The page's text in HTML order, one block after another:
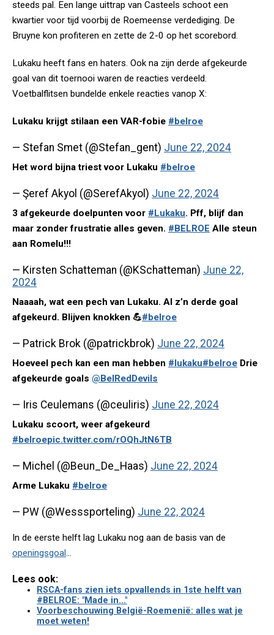
steeds pal. Een lange uittrap van Casteels schoot een
kwartier voor tijd voorbij de Roemeense verdediging. De
Bruyne kon profiteren en zette de 2-0 op het scorebord.
Lukaku heeft fans en haters. Ook na zijn derde afgekeurde
goal van dit toernooi waren de reacties verdeeld.
Voetbalflitsen bundelde enkele reacties vanop X:
Lukaku krijgt stilaan een VAR-fobie #belroe
— Stefan Smet (@Stefan_gent) June 22, 2024
Het word bijna triest voor Lukaku #belroe
— Şeref Akyol (@SerefAkyol) June 22, 2024
3 afgekeurde doelpunten voor #Lukaku. Pff, blijf dan
maar zonder frustratie alles geven. #BELROE Alle steun
aan Romelu!!!
— Kirsten Schatteman (@KSchatteman) June 22,
2024
Naaaah, wat een pech van Lukaku. Al z’n derde goal
afgekeurd. Blijven knokken 💪#belroe
— Patrick Brok (@patrickbrok) June 22, 2024
Hoeveel pech kan een man hebben #lukaku#belroe Drie
afgekeurde goals @BelRedDevils
— Iris Ceulemans (@ceuliris) June 22, 2024
Lukaku scoort, weer afgekeurd
#belroepic.twitter.com/rOQhJtN6TB
— Michel (@Beun_De_Haas) June 22, 2024
Arme Lukaku #belroe
— PW (@Wesssporteling) June 22, 2024
In de eerste helft lag Lukaku nog aan de basis van de
openingsgoal...
Lees ook:
RSCA-fans zien iets opvallends in 1ste helft van
#BELROE: "Made in..."
Voorbeschouwing België-Roemenië: alles wat je
moet weten!